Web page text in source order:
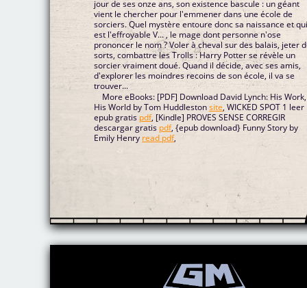
jour de ses onze ans, son existence bascule : un géant
vient le chercher pour l'emmener dans une école de
sorciers. Quel mystère entoure donc sa naissance et
est l'effroyable V... , le mage dont personne n'ose
prononcer le nom ? Voler à cheval sur des balais, jeter
sorts, combattre les Trolls : Harry Potter se révèle un
sorcier vraiment doué. Quand il décide, avec ses amis,
d'explorer les moindres recoins de son école, il va se
trouver...
More eBooks: [PDF] Download David Lynch: His Work,
His World by Tom Huddlestonsite, WICKED SPOT 1 leer
epub gratis pdf, [Kindle] PROVES SENSE CORREGIR
descargar gratis pdf, {epub download} Funny Story by
Emily Henry read pdf,